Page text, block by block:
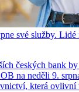
své služby. Lidé
českých bank
na neděli 9.
která ovlivní